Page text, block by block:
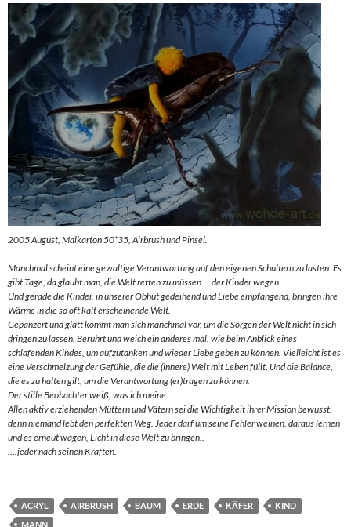
2005 August, Malkarton 50*35, Airbrush und Pinsel.
Manchmal scheint eine gewaltige Verantwortung auf den eigenen Schultern zu lasten. Es
gibt Tage, da glaubt man, die Welt retten zu müssen … der Kinder wegen.
Und gerade die Kinder, in unserer Obhut gedeihend und Liebe empfangend, bringen ihre
Wärme in die so oft kalt erscheinende Welt.
Gepanzert und glatt kommt man sich manchmal vor, um die Sorgen der Welt nicht in sich
dringen zu lassen. Berührt und weich ein anderes mal, wie beim Anblick eines
schlafenden Kindes, um aufzutanken und wieder Liebe geben zu können. Vielleicht ist es
eine Verschmelzung der Gefühle, die die (innere) Welt mit Leben füllt. Und die Balance,
die es zu halten gilt, um die Verantwortung (er)tragen zu können.
Der stille Beobachter weiß, was ich meine.
Allen aktiv erziehenden Müttern und Vätern sei die Wichtigkeit ihrer Mission bewusst,
denn niemand lebt den perfekten Weg. Jeder darf um seine Fehler weinen, daraus lernen
und es erneut wagen, Licht in diese Welt zu bringen..
….jeder nach seinen Kräften.
ACRYL AIRBRUSH BAUM ERDE KÄFER
KIND
MANN